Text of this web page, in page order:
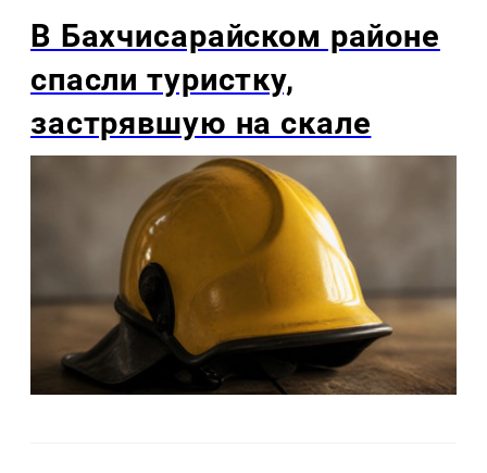
В Бахчисарайском районе
спасли туристку,
застрявшую на скале